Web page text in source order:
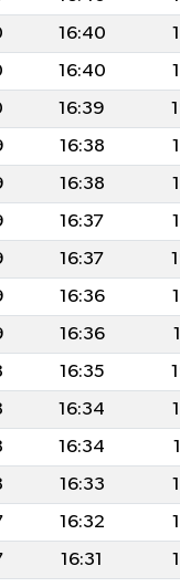
16:40
16:40
16:39
16:38
16:38
16:37
16:37
16:36
16:36
16:35
16:34
16:34
16:33
16:32
16:31